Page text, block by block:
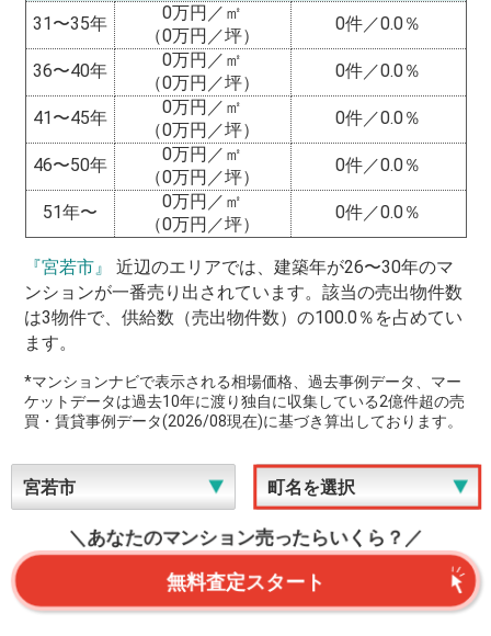
31〜35年
0万円／㎡
（0万円／坪）
0件／0.0％
36〜40年
0万円／㎡
（0万円／坪）
0件／0.0％
41〜45年
0万円／㎡
（0万円／坪）
0件／0.0％
46〜50年
0万円／㎡
（0万円／坪）
0件／0.0％
51年〜
0万円／㎡
（0万円／坪）
0件／0.0％
『宮若市』
近辺のエリアでは、建築年が26〜30年のマ
ンションが一番売り出されています。該当の売出物件数
は3物件で、供給数（売出物件数）の100.0％を占めてい
ます。
*マンションナビで表示される相場価格、過去事例データ、マー
ケットデータは過去10年に渡り独自に収集している2億件超の売
買・賃貸事例データ(2026/08現在)に基づき算出しております。
＼あなたのマンション売ったらいくら？／
無料査定スタート